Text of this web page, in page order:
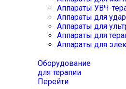
Аппараты УВЧ-
Аппараты для
Аппараты для
Аппараты для
Аппараты для
Оборудование
для терапии
Перейти